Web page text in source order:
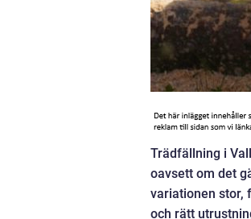
Trädfällning i
oavsett om det
variationen stor,
och rätt